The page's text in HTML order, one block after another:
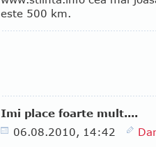
este 500 km.
Imi place foarte mult....
06.08.2010, 14:42